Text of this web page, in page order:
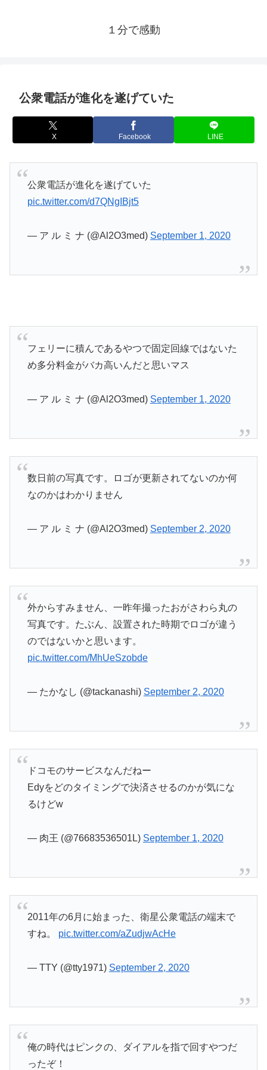
１分で感動
公衆電話が進化を遂げていた
X Facebook LINE
公衆電話が進化を遂げていた
pic.twitter.com/d7QNgIBjt5
— ア ル ミ ナ (@Al2O3med) September 1, 2020
フェリーに積んであるやつで固定回線ではないた
め多分料金がバカ高いんだと思いマス
— ア ル ミ ナ (@Al2O3med) September 1, 2020
数日前の写真です。ロゴが更新されてないのか何
なのかはわかりません
— ア ル ミ ナ (@Al2O3med) September 2, 2020
外からすみません、一昨年撮ったおがさわら丸の
写真です。たぶん、設置された時期でロゴが違う
のではないかと思います。
pic.twitter.com/MhUeSzobde
— たかなし (@tackanashi) September 2, 2020
ドコモのサービスなんだねー
Edyをどのタイミングで決済させるのかが気にな
るけどw
— 肉王 (@76683536501L) September 1, 2020
2011年の6月に始まった、衛星公衆電話の端末で
すね。 pic.twitter.com/aZudjwAcHe
— TTY (@tty1971) September 2, 2020
俺の時代はピンクの、ダイアルを指で回すやつだ
ったぞ！